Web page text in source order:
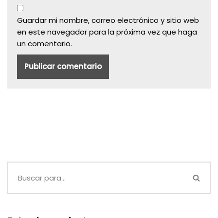
Guardar mi nombre, correo electrónico y sitio web
en este navegador para la próxima vez que haga
un comentario.